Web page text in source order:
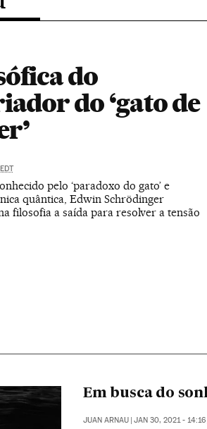
do
do ‘gato de
EDT
pelo ‘paradoxo do gato’ e
quântica, Edwin Schrödinger
filosofia a saída para resolver a tensão
Em busca do
JUAN ARNAU | JAN 30, 2021 - 14:16